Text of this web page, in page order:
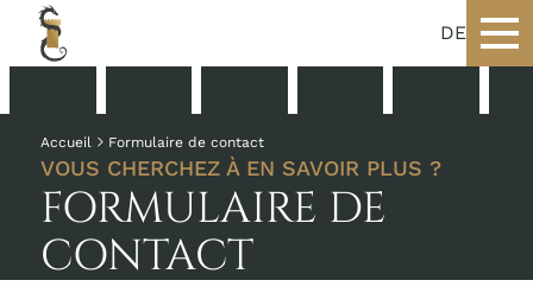
DE
Accueil Formulaire de contact
VOUS CHERCHEZ À EN SAVOIR PLUS ?
FORMULAIRE DE
CONTACT